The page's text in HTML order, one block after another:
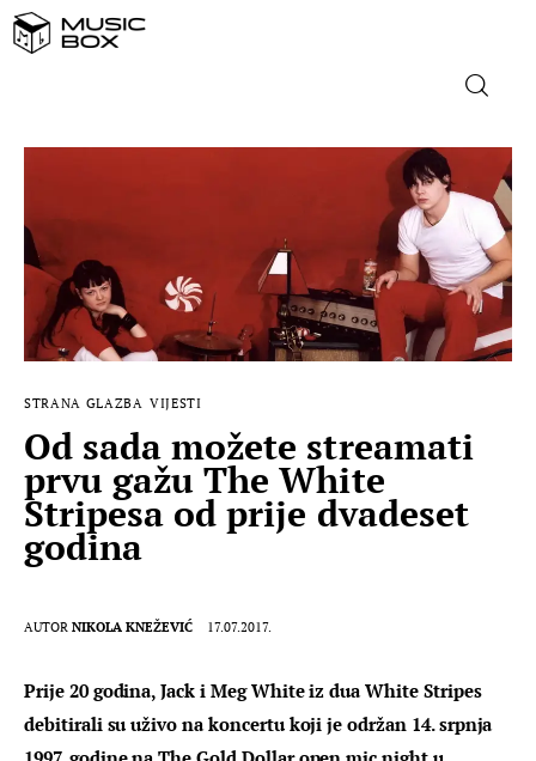
DOMAĆA GLAZBA
STRANA GLAZBA
FILM
MUSIC BOX
STRANA GLAZBA VIJESTI
Od sada možete streamati
prvu gažu The White
Stripesa od prije dvadeset
godina
AUTOR NIKOLA KNEŽEVIĆ 17.07.2017.
Prije 20 godina, Jack i Meg White iz dua White Stripes
debitirali su uživo na koncertu koji je održan 14. srpnja